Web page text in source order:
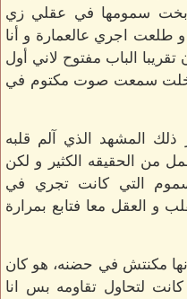
بخت سمومها في عقلي زي
طلعت اجري عالعمارة و أنا
الباب مفتوح لاني أول
دخلت سمعت صوت مكتوم في
المشهد الذي آلم قلبه
من الحقيقه الكثير و لكن
التي كانت تجري في
و العقل معا فتابع بمرارة
مكنتش في حضنه، هو كان
لتحاول تقاومه بس انا